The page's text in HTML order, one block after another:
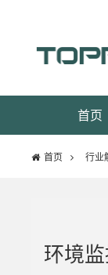
首页
首页 行业
环境